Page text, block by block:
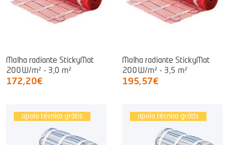
Malha radiante StickyMat
200W/m² - 3,0 m²
172,20€
Malha radiante StickyMat
200W/m² - 3,5 m²
195,57€
apoio técnico grátis apoio técnico grátis